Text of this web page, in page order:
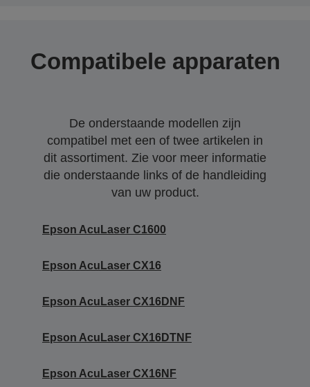
Compatibele apparaten
De onderstaande modellen zijn
compatibel met een of twee artikelen in
dit assortiment. Zie voor meer informatie
die onderstaande links of de handleiding
van uw product.
Epson AcuLaser C1600
Epson AcuLaser CX16
Epson AcuLaser CX16DNF
Epson AcuLaser CX16DTNF
Epson AcuLaser CX16NF